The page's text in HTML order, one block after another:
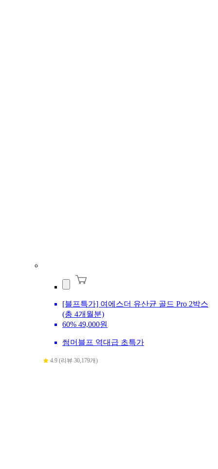
[블프특가] 여에스더 유산균 골드 Pro 2박스
(총 4개월분)
60% 49,000원
썸머블프 역대급 초특가
4.9 (리뷰 30,179개)